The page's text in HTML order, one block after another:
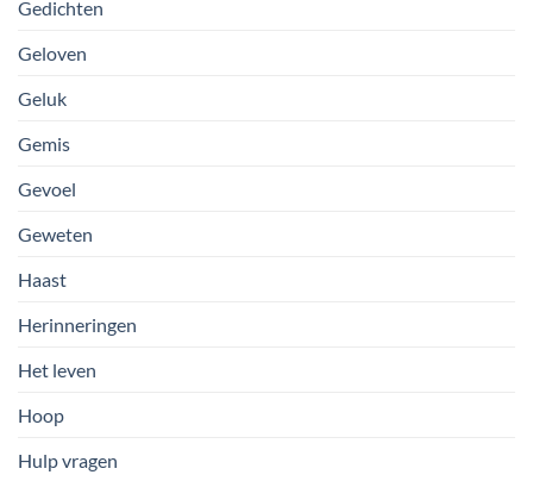
Gedichten
Geloven
Geluk
Gemis
Gevoel
Geweten
Haast
Herinneringen
Het leven
Hoop
Hulp vragen